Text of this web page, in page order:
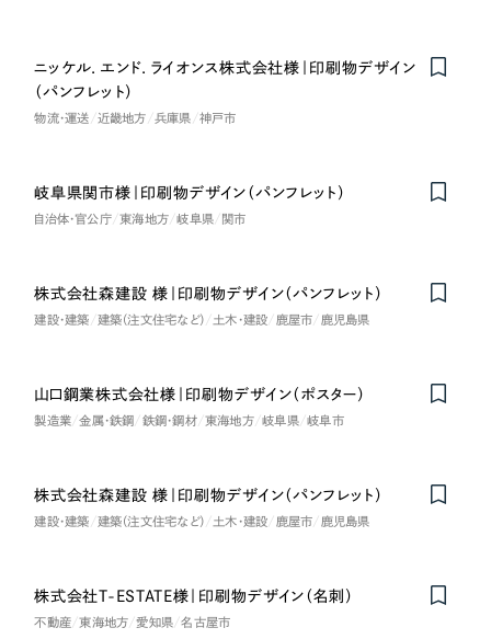
求人・採用サイト
ECサイト（オンラインショップ）
LP（ランディングページ） （28件）
キャンペーン・プロモーションサイト
その他 （1件）
物流・運送
その他
ホワイト・白色
グレー・黒色
ニッケル．エンド．ライオンス株式会社様｜印刷物デザイン
（パンフレット）
物流・運送 近畿地方 兵庫県 神戸市
岐阜県関市様｜印刷物デザイン（パンフレット）
自治体・官公庁 東海地方 岐阜県 関市
株式会社森建設 様｜印刷物デザイン（パンフレット）
建設・建築 建築（注文住宅など） 土木・建設 鹿屋市 鹿児島県
山口鋼業株式会社様｜印刷物デザイン（ポスター）
製造業 金属・鉄鋼 鉄鋼・鋼材 東海地方 岐阜県 岐阜市
株式会社森建設 様｜印刷物デザイン（パンフレット）
建設・建築 建築（注文住宅など） 土木・建設 鹿屋市 鹿児島県
株式会社T-ESTATE様｜印刷物デザイン（名刺）
不動産 東海地方 愛知県 名古屋市